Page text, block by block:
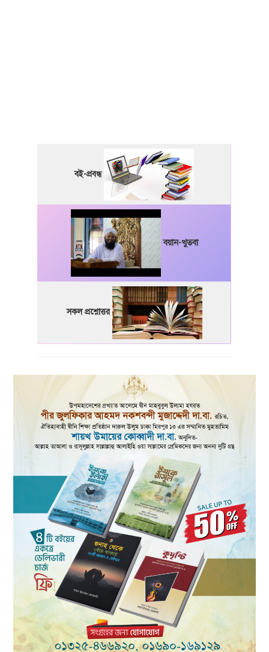
বই-প্রবন্ধ
বয়ান-খুতবা
সকল প্রশ্নোত্তর